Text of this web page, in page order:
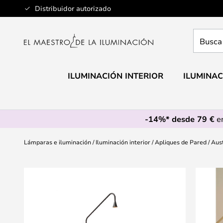
Distribuidor autorizado
Ir
al
aquí
ILUMINACIÓN INTERIOR
-14%* desde 79 €
Lámparas e iluminación Iluminación interior Apliques de Pared